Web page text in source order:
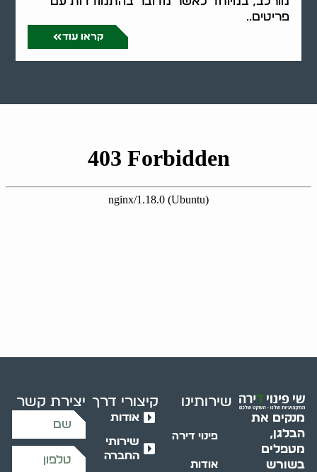
פריטים..
קראו עוד
מנקים את
הבלגן,
מטפלים
בשורש
שירותינו
פינוי דירה
אודות
קיצורי דרך
אודות
שירותי
החברה
יצירת קשר